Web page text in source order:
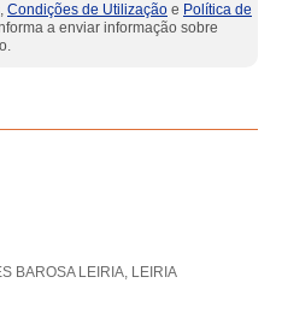
, Condições de Utilização e Política de
a enviar informação sobre
BAROSA LEIRIA, LEIRIA